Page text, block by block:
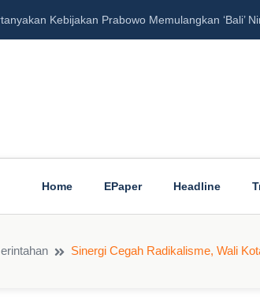
Kebijakan Prabowo Memulangkan ‘Bali’
Home EPaper Headline
Sinergi Cegah Radikalisme, Wali